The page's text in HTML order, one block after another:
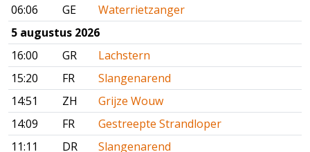
06:06
GE
Waterrietzanger
5 augustus 2026
16:00
GR
Lachstern
15:20
FR
Slangenarend
14:51
ZH
Grijze Wouw
14:09
FR
Gestreepte Strandloper
11:11
DR
Slangenarend